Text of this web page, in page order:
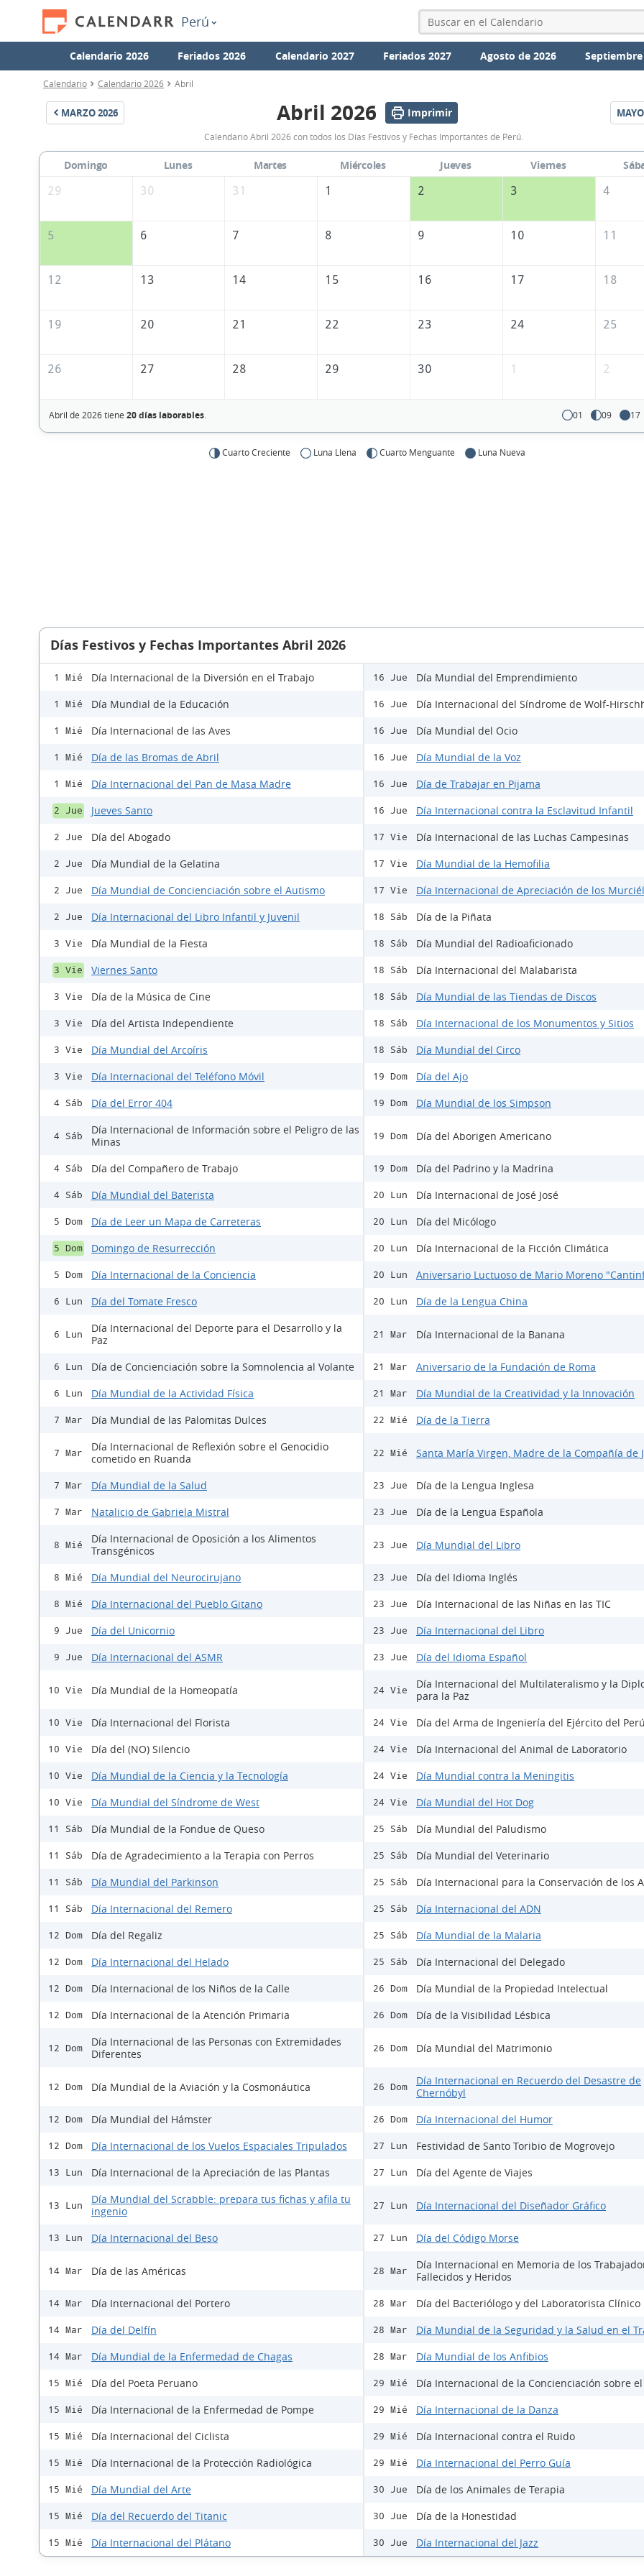
Perú
Calendario 2026 Feriados 2026 Calendario 2027 Feriados 2027 Agosto de 2026
Calendario Calendario 2026 Abril
MARZO2026
Calendario
Abril
2026
Perú
Abril 2026 Imprimir MAYO
Calendario Abril 2026 con todos los Días Festivos y Fechas Importantes de Perú.
Domingo Lunes Martes Miércoles Jueves Viernes
29
30 31 1 2 3 4
5 6 7 8 9 10 11
12 13 14 15 16 17 18
19 20 21 22 23 24 25
26 27 28 29 30 1 2
Abril de 2026 tiene 20 días laborables. 01 09 17
Cuarto Creciente Luna Llena Cuarto Menguante Luna Nueva
Días Festivos y Fechas Importantes Abril 2026
1 Mié Día Internacional de la Diversión en el Trabajo
1 Mié Día Mundial de la Educación
1 Mié Día Internacional de las Aves
1 Mié Día de las Bromas de Abril
1 Mié Día Internacional del Pan de Masa Madre
2 Jue Jueves Santo
2 Jue Día del Abogado
2 Jue Día Mundial de la Gelatina
2 Jue Día Mundial de Concienciación sobre el Autismo
2 Jue Día Internacional del Libro Infantil y Juvenil
3 Vie Día Mundial de la Fiesta
3 Vie Viernes Santo
3 Vie Día de la Música de Cine
3 Vie Día del Artista Independiente
3 Vie Día Mundial del Arcoíris
3 Vie Día Internacional del Teléfono Móvil
4 Sáb Día del Error 404
4 Sáb
Día Internacional de Información sobre el Peligro de las
Minas
4 Sáb Día del Compañero de Trabajo
4 Sáb Día Mundial del Baterista
5 Dom Día de Leer un Mapa de Carreteras
5 Dom Domingo de Resurrección
5 Dom Día Internacional de la Conciencia
6 Lun Día del Tomate Fresco
6 Lun
Día Internacional del Deporte para el Desarrollo y la
Paz
6 Lun Día de Concienciación sobre la Somnolencia al Volante
6 Lun Día Mundial de la Actividad Física
7 Mar Día Mundial de las Palomitas Dulces
7 Mar
Día Internacional de Reflexión sobre el Genocidio
cometido en Ruanda
7 Mar Día Mundial de la Salud
7 Mar Natalicio de Gabriela Mistral
8 Mié
Día Internacional de Oposición a los Alimentos
Transgénicos
8 Mié Día Mundial del Neurocirujano
8 Mié Día Internacional del Pueblo Gitano
9 Jue Día del Unicornio
9 Jue Día Internacional del ASMR
10 Vie Día Mundial de la Homeopatía
10 Vie Día Internacional del Florista
10 Vie Día del (NO) Silencio
10 Vie Día Mundial de la Ciencia y la Tecnología
10 Vie Día Mundial del Síndrome de West
11 Sáb Día Mundial de la Fondue de Queso
11 Sáb Día de Agradecimiento a la Terapia con Perros
11 Sáb Día Mundial del Parkinson
11 Sáb Día Internacional del Remero
12 Dom Día del Regaliz
12 Dom Día Internacional del Helado
12 Dom Día Internacional de los Niños de la Calle
12 Dom Día Internacional de la Atención Primaria
12 Dom
Día Internacional de las Personas con Extremidades
Diferentes
12 Dom Día Mundial de la Aviación y la Cosmonáutica
12 Dom Día Mundial del Hámster
12 Dom Día Internacional de los Vuelos Espaciales Tripulados
13 Lun Día Internacional de la Apreciación de las Plantas
13 Lun
Día Mundial del Scrabble: prepara tus fichas y afila tu
ingenio
13 Lun Día Internacional del Beso
14 Mar Día de las Américas
14 Mar Día Internacional del Portero
14 Mar Día del Delfín
14 Mar Día Mundial de la Enfermedad de Chagas
15 Mié Día del Poeta Peruano
15 Mié Día Internacional de la Enfermedad de Pompe
15 Mié Día Internacional del Ciclista
15 Mié Día Internacional de la Protección Radiológica
15 Mié Día Mundial del Arte
15 Mié Día del Recuerdo del Titanic
15 Mié Día Internacional del Plátano
16 Jue Día Mundial del Emprendimiento
16 Jue Día Internacional del Síndrome de Wolf-
16 Jue Día Mundial del Ocio
16 Jue Día Mundial de la Voz
16 Jue Día de Trabajar en Pijama
16 Jue Día Internacional contra la Esclavitud Infantil
17 Vie Día Internacional de las Luchas Campesinas
17 Vie Día Mundial de la Hemofilia
17 Vie Día Internacional de Apreciación de los
18 Sáb Día de la Piñata
18 Sáb Día Mundial del Radioaficionado
18 Sáb Día Internacional del Malabarista
18 Sáb Día Mundial de las Tiendas de Discos
18 Sáb Día Internacional de los Monumentos y Sitios
18 Sáb Día Mundial del Circo
19 Dom Día del Ajo
19 Dom Día Mundial de los Simpson
19 Dom Día del Aborigen Americano
19 Dom Día del Padrino y la Madrina
20 Lun Día Internacional de José José
20 Lun Día del Micólogo
20 Lun Día Internacional de la Ficción Climática
20 Lun Aniversario Luctuoso de Mario Moreno
20 Lun Día de la Lengua China
21 Mar Día Internacional de la Banana
21 Mar Aniversario de la Fundación de Roma
21 Mar Día Mundial de la Creatividad y la Innovación
22 Mié Día de la Tierra
22 Mié Santa María Virgen, Madre de la Compañía de
23 Jue Día de la Lengua Inglesa
23 Jue Día de la Lengua Española
23 Jue Día Mundial del Libro
23 Jue Día del Idioma Inglés
23 Jue Día Internacional de las Niñas en las TIC
23 Jue Día Internacional del Libro
23 Jue Día del Idioma Español
24 Vie
Día Internacional del Multilateralismo y la
para la Paz
24 Vie Día del Arma de Ingeniería del Ejército del Perú
24 Vie Día Internacional del Animal de Laboratorio
24 Vie Día Mundial contra la Meningitis
24 Vie Día Mundial del Hot Dog
25 Sáb Día Mundial del Paludismo
25 Sáb Día Mundial del Veterinario
25 Sáb Día Internacional para la Conservación de los
25 Sáb Día Internacional del ADN
25 Sáb Día Mundial de la Malaria
25 Sáb Día Internacional del Delegado
26 Dom Día Mundial de la Propiedad Intelectual
26 Dom Día de la Visibilidad Lésbica
26 Dom Día Mundial del Matrimonio
26 Dom
Día Internacional en Recuerdo del Desastre de
Chernóbyl
26 Dom Día Internacional del Humor
27 Lun Festividad de Santo Toribio de Mogrovejo
27 Lun Día del Agente de Viajes
27 Lun Día Internacional del Diseñador Gráfico
27 Lun Día del Código Morse
28 Mar
Día Internacional en Memoria de los
Fallecidos y Heridos
28 Mar Día del Bacteriólogo y del Laboratorista Clínico
28 Mar Día Mundial de la Seguridad y la Salud en el
28 Mar Día Mundial de los Anfibios
29 Mié Día Internacional de la Concienciación sobre
29 Mié Día Internacional de la Danza
29 Mié Día Internacional contra el Ruido
29 Mié Día Internacional del Perro Guía
30 Jue Día de los Animales de Terapia
30 Jue Día de la Honestidad
30 Jue Día Internacional del Jazz